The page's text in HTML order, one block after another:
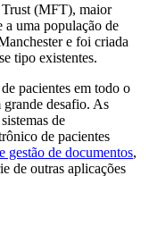
(MFT), maior
uma população de
e foi criada
tipo existentes.
pacientes em todo o
desafio. As
de
de pacientes
gestão de documentos,
de outras aplicações